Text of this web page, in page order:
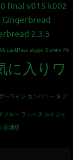
final v015 k002
Gingerbread
2.3.3
LastPass skype Xiaomi Mi
に入りワ
ーワイン カンパニー タブ
ブルー ラシーヌ ルイジャ
源酒店